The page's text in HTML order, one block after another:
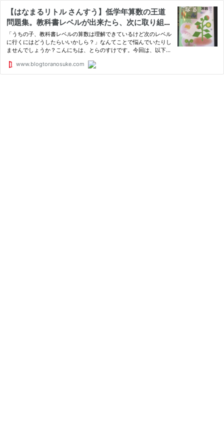
【はなまるリトル さんすう】低学年算数の王道
問題集。教科書レベルが出来たら、次に取り組み
たい問題集です。 : とらのすけブログ
「うちの子、教科書レベルの算数は理解できているけど次のレベル
に行くにはどうしたらいいかしら？」なんてことで悩んでいたりし
ませんでしょうか？こんにちは、とらのすけです。今回は、以下の
感想の記事を書
www.blogtoranosuke.com